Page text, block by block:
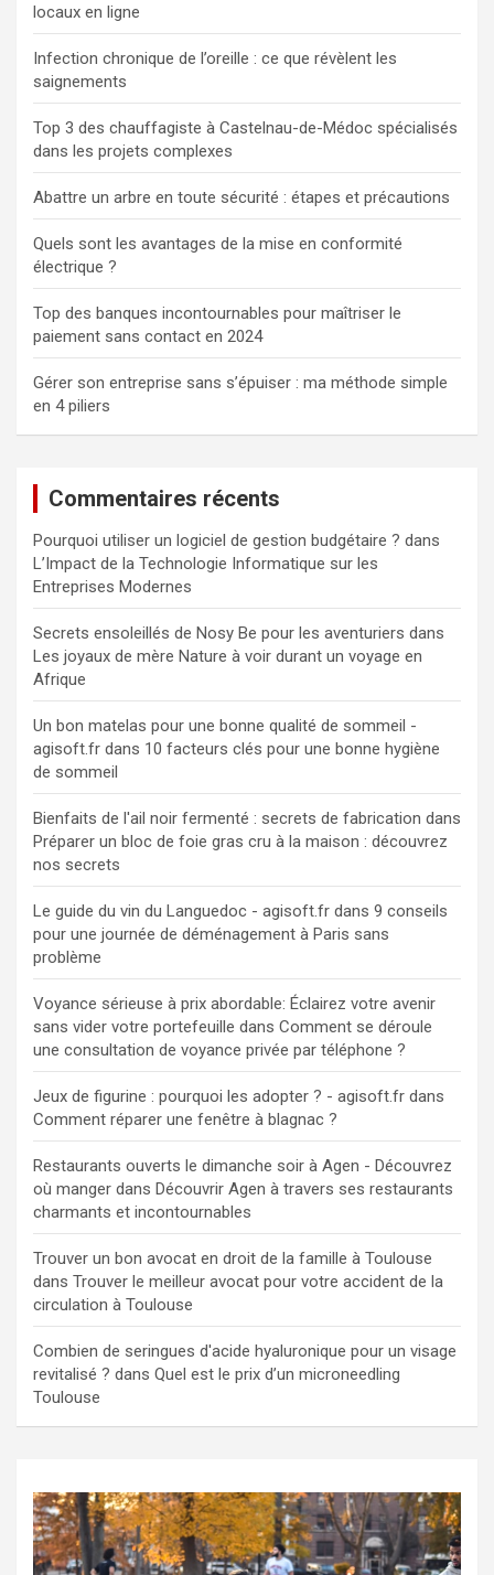
locaux en ligne
Infection chronique de l’oreille : ce que révèlent les
saignements
Top 3 des chauffagiste à Castelnau-de-Médoc spécialisés
dans les projets complexes
Abattre un arbre en toute sécurité : étapes et précautions
Quels sont les avantages de la mise en conformité
électrique ?
Top des banques incontournables pour maîtriser le
paiement sans contact en 2024
Gérer son entreprise sans s’épuiser : ma méthode simple
en 4 piliers
Commentaires récents
Pourquoi utiliser un logiciel de gestion budgétaire ? dans
L’Impact de la Technologie Informatique sur les
Entreprises Modernes
Secrets ensoleillés de Nosy Be pour les aventuriers dans
Les joyaux de mère Nature à voir durant un voyage en
Afrique
Un bon matelas pour une bonne qualité de sommeil -
agisoft.fr dans 10 facteurs clés pour une bonne hygiène
de sommeil
Bienfaits de l'ail noir fermenté : secrets de fabrication dans
Préparer un bloc de foie gras cru à la maison : découvrez
nos secrets
Le guide du vin du Languedoc - agisoft.fr dans 9 conseils
pour une journée de déménagement à Paris sans
problème
Voyance sérieuse à prix abordable: Éclairez votre avenir
sans vider votre portefeuille dans Comment se déroule
une consultation de voyance privée par téléphone ?
Jeux de figurine : pourquoi les adopter ? - agisoft.fr dans
Comment réparer une fenêtre à blagnac ?
Restaurants ouverts le dimanche soir à Agen - Découvrez
où manger dans Découvrir Agen à travers ses restaurants
charmants et incontournables
Trouver un bon avocat en droit de la famille à Toulouse
dans Trouver le meilleur avocat pour votre accident de la
circulation à Toulouse
Combien de seringues d'acide hyaluronique pour un visage
revitalisé ? dans Quel est le prix d’un microneedling
Toulouse